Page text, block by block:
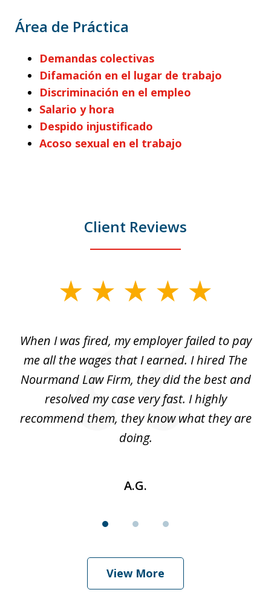
Área de Práctica
Demandas colectivas
Difamación en el lugar de trabajo
Discriminación en el empleo
Salario y hora
Despido injustificado
Acoso sexual en el trabajo
Client Reviews
When I was fired, my employer failed to pay
me all the wages that I earned. I hired The
Nourmand Law Firm, they did the best and
resolved my case very fast. I highly
recommend them, they know what they are
doing.
A.G.
View More